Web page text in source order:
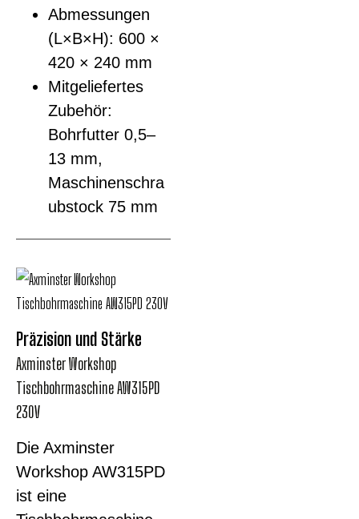
Abmessungen
(L×B×H): 600 ×
420 × 240 mm
Mitgeliefertes
Zubehör:
Bohrfutter 0,5–
13 mm,
Maschinenschra
ubstock 75 mm
Präzision und Stärke
Axminster Workshop
Tischbohrmaschine AW315PD
230V
Die Axminster
Workshop AW315PD
ist eine